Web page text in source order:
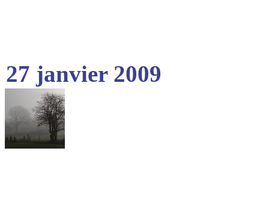
27 janvier 2009